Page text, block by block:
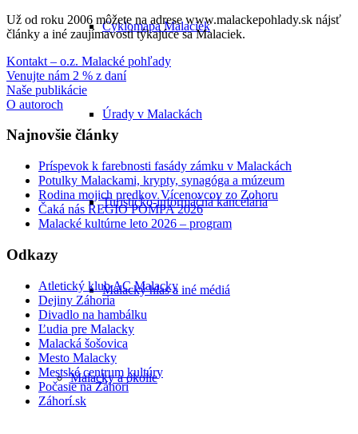
Cyklomapa Malaciek
Úrady v Malackách
Turisticko-informačná kancelária
Malacký hlas a iné médiá
Malacky a okolie
Už od roku 2006 môžete na adrese www.malackepohlady.sk nájsť
články a iné zaujímavosti týkajúce sa Malaciek.
Kontakt – o.z. Malacké pohľady
Venujte nám 2 % z daní
Naše publikácie
O autoroch
Najnovšie články
Príspevok k farebnosti fasády zámku v Malackách
Potulky Malackami, krypty, synagóga a múzeum
Rodina mojich predkov Vícenovcov zo Zohoru
Čaká nás REGIO POMPA 2026
Malacké kultúrne leto 2026 – program
Odkazy
Atletický klub AC Malacky
Dejiny Záhoria
Divadlo na hambálku
Ľudia pre Malacky
Malacká šošovica
Mesto Malacky
Mestské centrum kultúry
Počasie na Záhorí
Záhorí.sk